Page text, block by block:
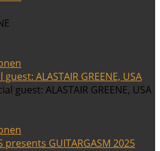
guest: ALASTAIR GREENE, USA
presents GUITARGASM 2025